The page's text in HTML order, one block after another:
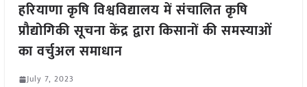
हरियाणा कृषि विश्वविद्यालय में संचालित कृषि
प्रौद्योगिकी सूचना केंद्र द्वारा किसानों की समस्याओं
का वर्चुअल समाधान
July 7, 2023